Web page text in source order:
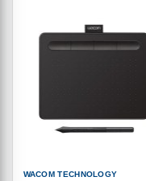
WACOM TECHNOLOGY